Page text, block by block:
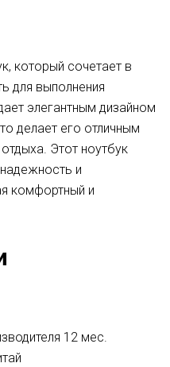
который сочетает в
для выполнения
элегантным дизайном
делает его отличным
Этот ноутбук
и
комфортный и
12 мес.